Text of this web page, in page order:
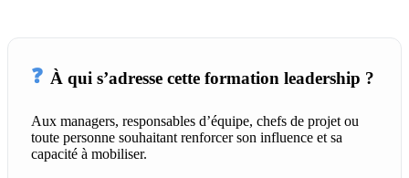
❓ À qui s’adresse cette formation leadership ?
Aux managers, responsables d’équipe, chefs de projet ou
toute personne souhaitant renforcer son influence et sa
capacité à mobiliser.